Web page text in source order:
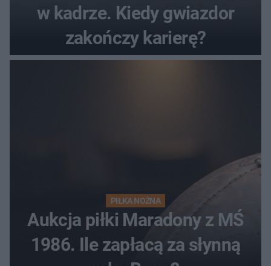
w kadrze. Kiedy gwiazdor
zakończy karierę?
PIŁKA NOŻNA
Aukcja piłki Maradony z MŚ
1986. Ile zapłacą za słynną